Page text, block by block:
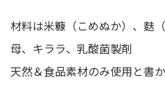
材料は米糠（こめぬか）、麩
母、キララ、乳酸菌製剤
天然＆食品素材のみ使用と書か